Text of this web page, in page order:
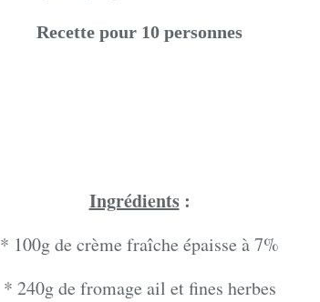
Recette pour 10 personnes
Ingrédients:
* 100g de crème fraîche épaisse à 7%
* 240g de fromage ail et fines herbes